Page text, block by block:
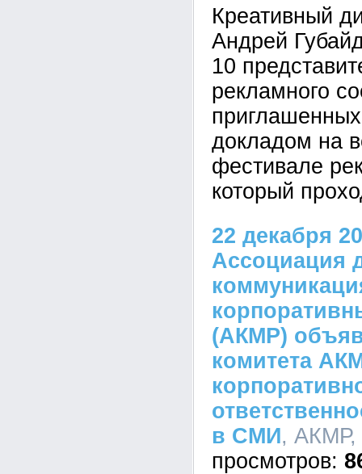
Креативный
Андрей
10
рекламного
докладом на
фестивале
который
22 декабря
Ассоциация
(АКМР)
комитета
в СМИ, АКМР,